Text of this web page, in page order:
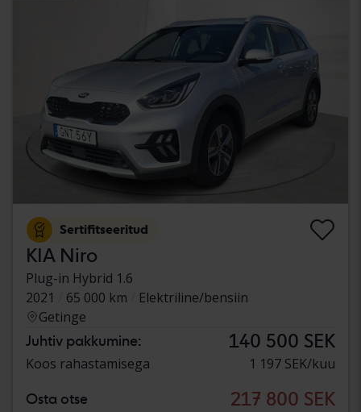
Sertifitseeritud
KIA Niro
Plug-in Hybrid 1.6
2021
65 000 km
Elektriline/bensiin
Getinge
Juhtiv pakkumine: 140 500 SEK
Koos rahastamisega 1 197 SEK/kuu
Osta otse 217 800 SEK